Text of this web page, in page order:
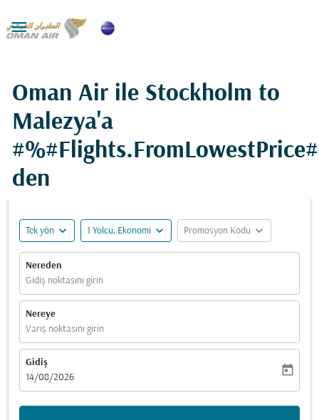

Oman Air ile Stockholm to
Malezya'a
den
Tek yön expand_more 1 Yolcu, Ekonomi expand_more Promosyon Kodu expand_more
Nereden
Gidiş noktasını girin
Nereye
Varış noktasını girin
Gidiş
fc-booking-departure-date-aria-label
14/08/2026
today